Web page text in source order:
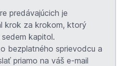
predávajúcich je
krok za krokom, ktorý
kapitol.
bezplatného sprievodcu a
priamo na váš e-mail